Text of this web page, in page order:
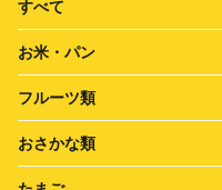
すべて
お米・パン
フルーツ類
おさかな類